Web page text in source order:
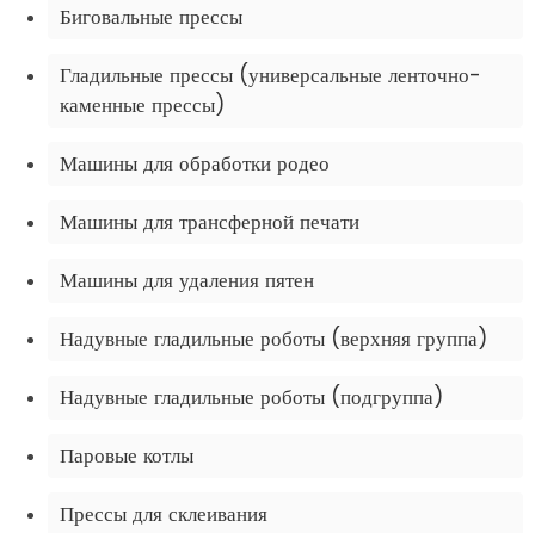
Биговальные прессы
Гладильные прессы (универсальные ленточно-
каменные прессы)
Машины для обработки родео
Машины для трансферной печати
Машины для удаления пятен
Надувные гладильные роботы (верхняя группа)
Надувные гладильные роботы (подгруппа)
Паровые котлы
Прессы для склеивания